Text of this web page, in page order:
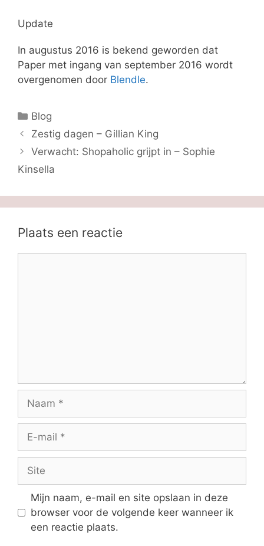
Update
In augustus 2016 is bekend geworden dat
Paper met ingang van september 2016 wordt
overgenomen door Blendle.
Categorieën
Blog
Zestig dagen – Gillian King
Verwacht: Shopaholic grijpt in – Sophie
Kinsella
Plaats een reactie
mail
Mijn naam, e-mail en site opslaan in deze
browser voor de volgende keer wanneer ik
een reactie plaats.